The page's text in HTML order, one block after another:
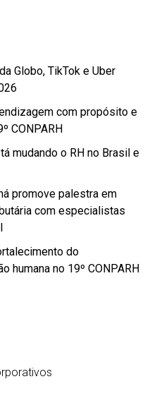
Globo, TikTok e Uber
com propósito e
CONPARH
mudando o RH no Brasil e
promove palestra em
com especialistas
do
humana no 19º CONPARH